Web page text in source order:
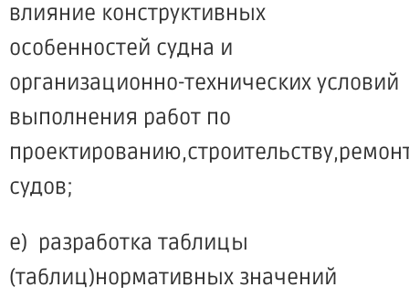
влияние конструктивных
особенностей судна и
организационно-технических условий
выполнения работ по
судов;
е) разработка таблицы
(таблиц)нормативных значений